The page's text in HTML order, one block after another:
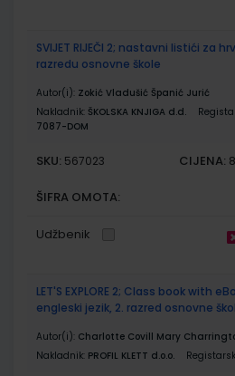
SVIJET RIJEČI 2; nastavni listići za
razredu osnovne škole
Autor(i): Zokić Vladušić Španić Jurić
Nakladnik: ŠKOLSKA KNJIGA d.d.
7087-DOM
SKU: 567023 CIJENA:
ŠIFRA OMOTA:
Udžbenik
LET'S EXPLORE 2; Class book with
engleski jezik, 2. razred osnovne
Autor(i): Charlotte Covill Mary
Nakladnik: PROFIL KLETT d.o.o.